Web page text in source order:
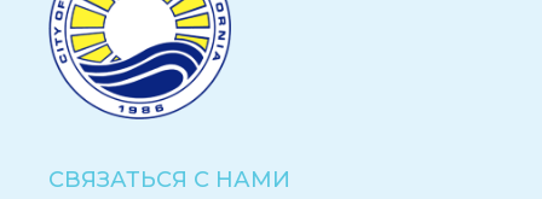
СВЯЗАТЬСЯ С НАМИ